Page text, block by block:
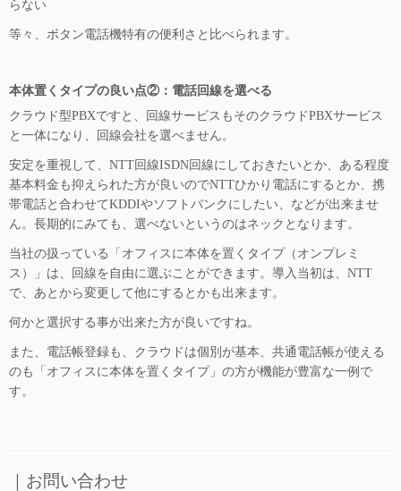
らない
等々、ボタン電話機特有の便利さと比べられます。
本体置くタイプの良い点②：電話回線を選べる
クラウド型PBXですと、回線サービスもそのクラウドPBXサービス
と一体になり、回線会社を選べません。
安定を重視して、NTT回線ISDN回線にしておきたいとか、ある程度
基本料金も抑えられた方が良いのでNTTひかり電話にするとか、携
帯電話と合わせてKDDIやソフトバンクにしたい、などが出来ませ
ん。長期的にみても、選べないというのはネックとなります。
当社の扱っている「オフィスに本体を置くタイプ（オンプレミ
ス）」は、回線を自由に選ぶことができます。導入当初は、NTT
で、あとから変更して他にするとかも出来ます。
何かと選択する事が出来た方が良いですね。
また、電話帳登録も、クラウドは個別が基本、共通電話帳が使える
のも「オフィスに本体を置くタイプ」の方が機能が豊富な一例で
す。
｜お問い合わせ